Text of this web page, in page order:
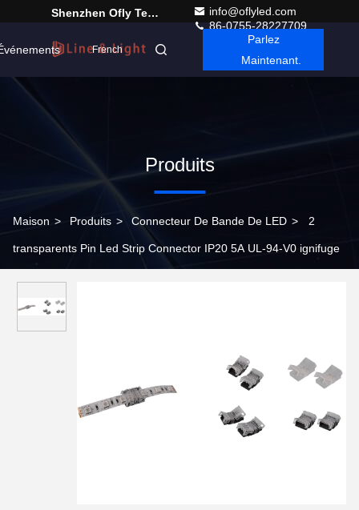
Shenzhen Ofly Technology Co.,Limited
info@oflyled.com
86-0755-28227709
French
Parlez
Maintenant.
Produits
Maison > Produits > Connecteur De Bande De LED > 2
transparents Pin Led Strip Connector IP20 5A UL-94-V0 ignifuge